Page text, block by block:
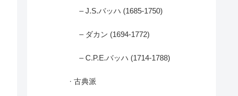
– J.S.バッハ (1685-1750)
– ダカン (1694-1772)
– C.P.E.バッハ (1714-1788)
· 古典派